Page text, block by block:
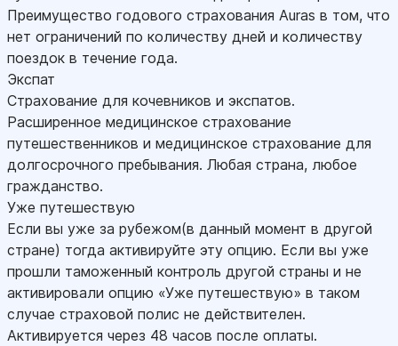
Преимущество годового страхования Auras в том, что
нет ограничений по количеству дней и количеству
поездок в течение года.
Экспат
Страхование для кочевников и экспатов.
Расширенное медицинское страхование
путешественников и медицинское страхование для
долгосрочного пребывания. Любая страна, любое
гражданство.
Уже путешествую
Если вы уже за рубежом(в данный момент в другой
стране) тогда активируйте эту опцию. Если вы уже
прошли таможенный контроль другой страны и не
активировали опцию «Уже путешествую» в таком
случае страховой полис не действителен.
Активируется через 48 часов после оплаты.